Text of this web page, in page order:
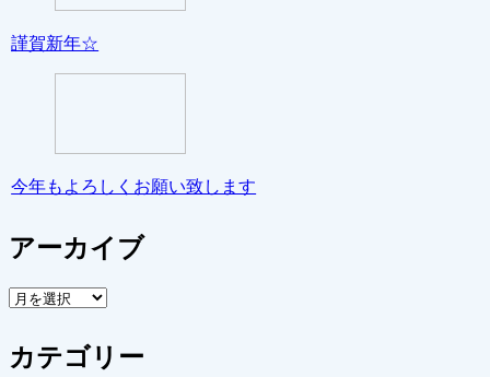
謹賀新年☆
今年もよろしくお願い致します
アーカイブ
ア
カ
イ
カテゴリー